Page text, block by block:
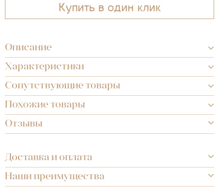
Купить в один клик
Описание
Характеристики
Сопутствующие товары
Похожие товары
Отзывы
Доставка и оплата
Наши преимущества